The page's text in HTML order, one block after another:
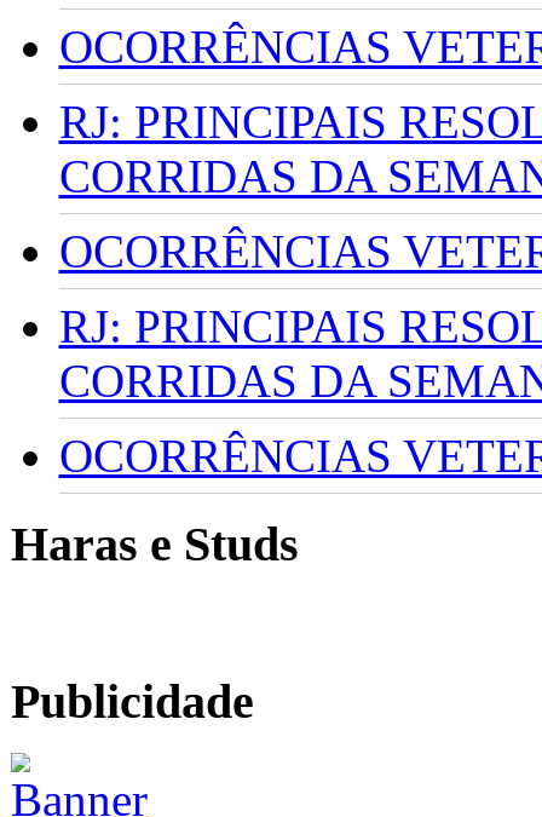
OCORRÊNCIAS
RJ: PRINCIPAIS
CORRIDAS DA
OCORRÊNCIAS
RJ: PRINCIPAIS
CORRIDAS DA
OCORRÊNCIAS
Haras e Studs
Publicidade